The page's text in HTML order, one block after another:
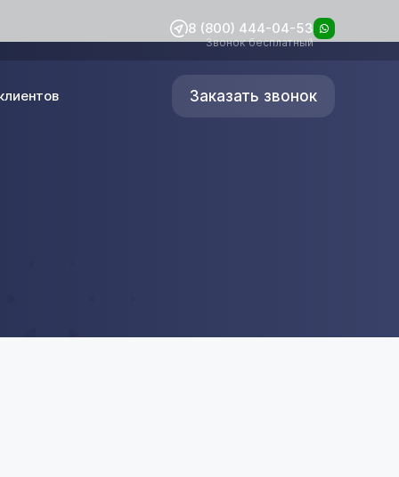
8 (800) 444-04-53
Звонок бесплатный
Заказать звонок